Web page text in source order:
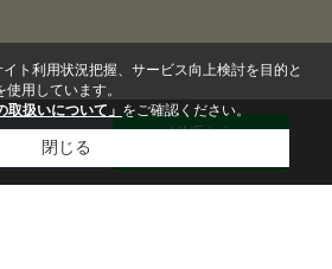
来店予約
LINEから
ト利用状況把握、サービス向上検討を目的と
用しています。
取扱いについて」をご確認ください。
閉じる